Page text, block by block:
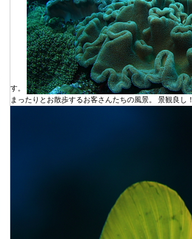
す。
まったりとお散歩するお客さんたちの風景。 景観良し